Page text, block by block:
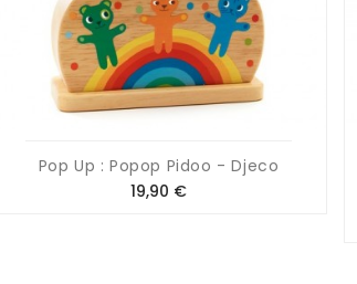
Pop Up : Popop Pidoo - Djeco
19,90 €Prix